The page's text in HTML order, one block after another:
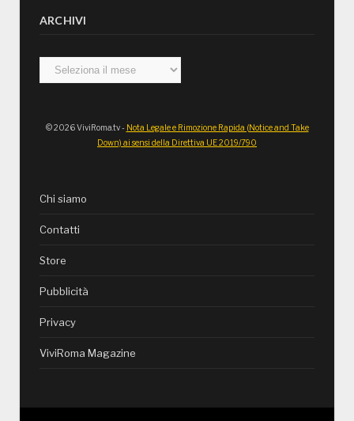
ARCHIVI
Archivi
© 2026 ViviRoma.tv - Nota Legale e Rimozione Rapida (Notice and Take
Down) ai sensi della Direttiva UE 2019/790
Chi siamo
Contatti
Store
Pubblicità
Privacy
ViviRoma Magazine